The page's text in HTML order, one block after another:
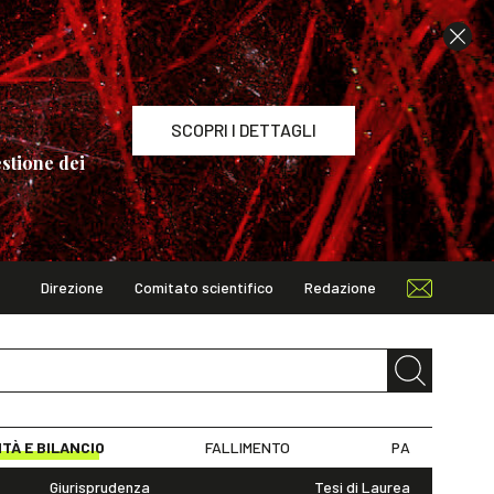
dei
SCOPRI I DETTAGLI
Direzione Comitato scientifico Redazione
E BILANCIO FALLIMENTO PA
Giurisprudenza Tesi di Laurea